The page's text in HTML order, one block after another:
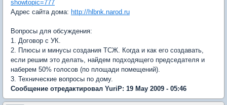
showtopic=777
Адрес сайта дома: http://hlbnk.narod.ru
Вопросы для обсуждения:
1. Договор с УК.
2. Плюсы и минусы создания ТСЖ. Когда и как его создавать,
если решим это делать, найдем подходящего председателя и
наберем 50% голосов (по площади помещений).
3. Технические вопросы по дому.
Сообщение отредактировал YuriP: 19 May 2009 - 05:46